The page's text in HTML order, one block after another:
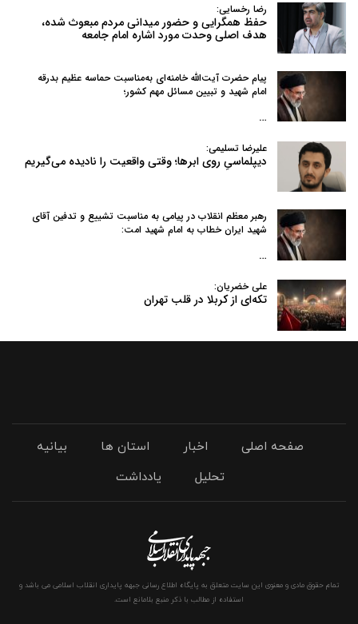
رضا رخسایی:
حفظ همگرایی و حضور میدانی مردم مبعوث شده،
هدف اصلی وحدت مورد اشاره امام جامعه
پیام حضرت آیت‌الله خامنه‌ای به‌مناسبت حماسه عظیم بدرقه
امام شهید و تبیین مسائل مهم کشور؛
…
علیرضا تسلیمی:
دیپلماسیِ روی ابرها؛ وقتی واقعیت را نادیده می‌گیریم
رهبر معظم انقلاب در پیامی به‌ مناسبت تشییع و تدفین آقای
شهید ایران خطاب به امام شهید امت:
…
علی خضریان:
تکه‌ای از کربلا در قلب تهران
صفحه اصلی اخبار استان ها
بیانیه
تحلیل
یادداشت
تمام حقوق مادی و معنوی این سایت متعلق به پایگاه اطلاع رسانی جبهه پایداری انقلاب اسلامی می باشد و
استفاده از مطالب با ذکر منبع بلامانع است.